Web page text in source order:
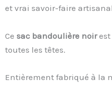
et vrai savoir-faire
Ce sac bandoulière noirest
toutes les têtes.
Entièrement fabriqué à la